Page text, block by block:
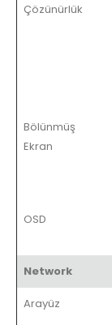
Çözünürlük
Bölünmüş
Ekran
OSD
Network
Arayüz